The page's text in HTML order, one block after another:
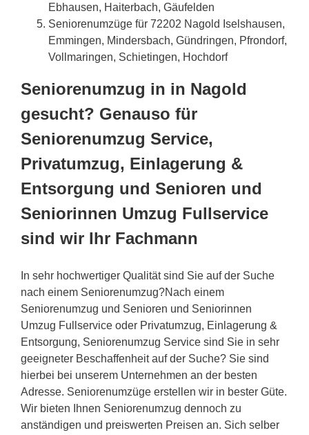
Ebhausen, Haiterbach, Gäufelden
Seniorenumzüge für 72202 Nagold Iselshausen,
Emmingen, Mindersbach, Gündringen, Pfrondorf,
Vollmaringen, Schietingen, Hochdorf
Seniorenumzug in in Nagold
gesucht? Genauso für
Seniorenumzug Service,
Privatumzug, Einlagerung &
Entsorgung und Senioren und
Seniorinnen Umzug Fullservice
sind wir Ihr Fachmann
In sehr hochwertiger Qualität sind Sie auf der Suche
nach einem Seniorenumzug?Nach einem
Seniorenumzug und Senioren und Seniorinnen
Umzug Fullservice oder Privatumzug, Einlagerung &
Entsorgung, Seniorenumzug Service sind Sie in sehr
geeigneter Beschaffenheit auf der Suche? Sie sind
hierbei bei unserem Unternehmen an der besten
Adresse. Seniorenumzüge erstellen wir in bester Güte.
Wir bieten Ihnen Seniorenumzug dennoch zu
anständigen und preiswerten Preisen an. Sich selber